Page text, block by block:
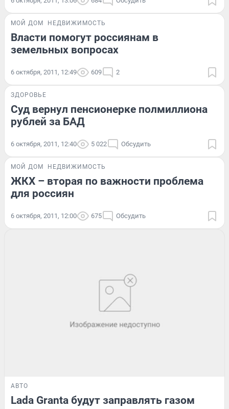
МОЙ ДОМ НЕДВИЖИМОСТЬ
Власти помогут россиянам в
земельных вопросах
6 октября, 2011, 12:49 609 2
ЗДОРОВЬЕ
Суд вернул пенсионерке полмиллиона
рублей за БАД
6 октября, 2011, 12:40 5 022 Обсудить
МОЙ ДОМ НЕДВИЖИМОСТЬ
ЖКХ – вторая по важности проблема
для россиян
6 октября, 2011, 12:00 675 Обсудить
АВТО
Lada Granta будут заправлять газом